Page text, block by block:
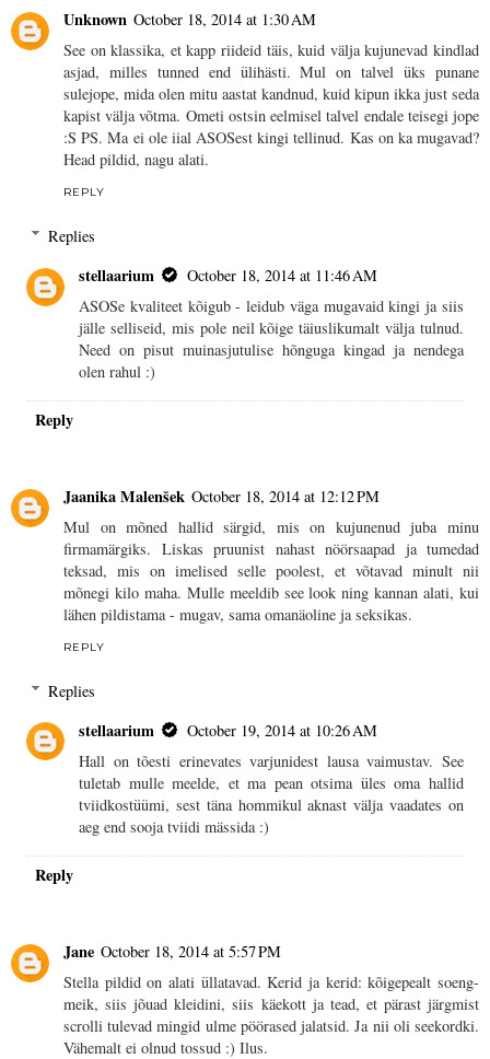
Unknown October 18, 2014 at 1:30 AM
See on klassika, et kapp riideid täis, kuid välja kujunevad kindlad
asjad, milles tunned end ülihästi. Mul on talvel üks punane
sulejope, mida olen mitu aastat kandnud, kuid kipun ikka just seda
kapist välja võtma. Ometi ostsin eelmisel talvel endale teisegi jope
:S PS. Ma ei ole iial ASOSest kingi tellinud. Kas on ka mugavad?
Head pildid, nagu alati.
REPLY
Replies
stellaarium
October 18, 2014 at 11:46 AM
ASOSe kvaliteet kõigub - leidub väga mugavaid kingi ja siis
jälle selliseid, mis pole neil kõige täiuslikumalt välja tulnud.
Need on pisut muinasjutulise hõnguga kingad ja nendega
olen rahul :)
Reply
Jaanika Malenšek October 18, 2014 at 12:12 PM
Mul on mõned hallid särgid, mis on kujunenud juba minu
firmamärgiks. Liskas pruunist nahast nöörsaapad ja tumedad
teksad, mis on imelised selle poolest, et võtavad minult nii
mõnegi kilo maha. Mulle meeldib see look ning kannan alati, kui
lähen pildistama - mugav, sama omanäoline ja seksikas.
REPLY
Replies
stellaarium
October 19, 2014 at 10:26 AM
Hall on tõesti erinevates varjunidest lausa vaimustav. See
tuletab mulle meelde, et ma pean otsima üles oma hallid
tviidkostüümi, sest täna hommikul aknast välja vaadates on
aeg end sooja tviidi mässida :)
Reply
Jane October 18, 2014 at 5:57 PM
Stella pildid on alati üllatavad. Kerid ja kerid: kõigepealt soeng-
meik, siis jõuad kleidini, siis käekott ja tead, et pärast järgmist
scrolli tulevad mingid ulme pöörased jalatsid. Ja nii oli seekordki.
Vähemalt ei olnud tossud :) Ilus.